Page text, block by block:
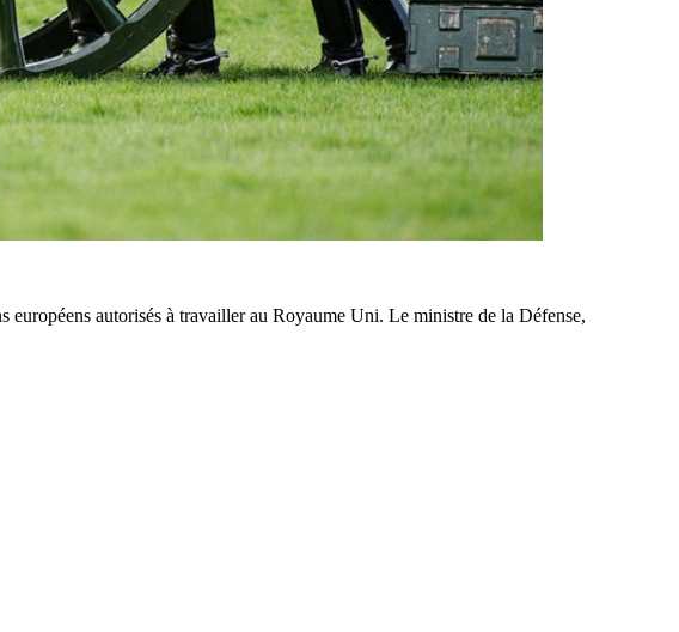
autorisés à travailler au Royaume Uni. Le ministre de la Défense,